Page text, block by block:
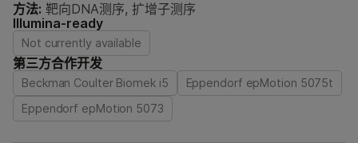
方法: 靶向DNA测序, 扩增子测序
Illumina-ready
Not currently available
第三方合作开发
Beckman Coulter Biomek i5
Eppendorf epMotion 5075t
Eppendorf epMotion 5073